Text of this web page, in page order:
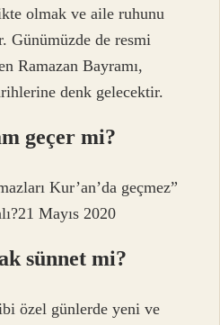
olmak ve aile ruhunu
Günümüzde de resmi
Ramazan Bayramı,
denk gelecektir.
geçer mi?
Kur’an’da geçmez”
Mayıs 2020
sünnet mi?
özel günlerde yeni ve